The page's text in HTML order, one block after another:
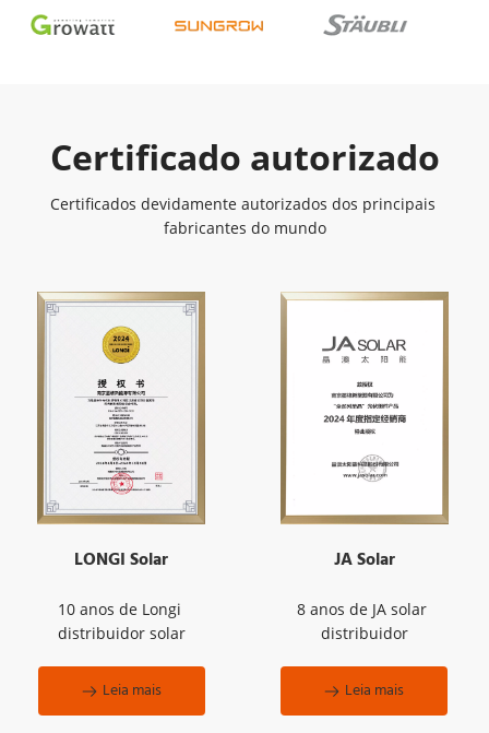
Certificado autorizado
Certificados devidamente autorizados dos principais
fabricantes do mundo
LONGI Solar
10 anos de Longi
distribuidor solar
Leia mais
JA Solar
8 anos de JA solar
distribuidor
Leia mais